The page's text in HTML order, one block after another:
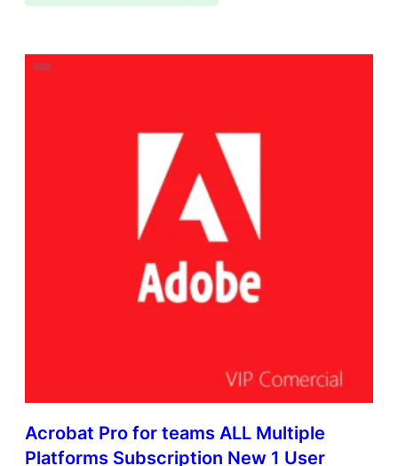
Acrobat Pro for teams ALL Multiple
Platforms Subscription New 1 User